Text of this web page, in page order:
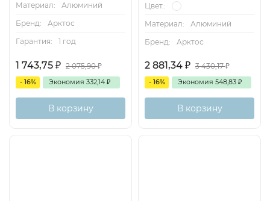
Материал:
Алюминий
Бренд:
Арктос
Гарантия:
1 год
1 743,75 ₽ 2 075,90₽
- 16% Экономия 332,14 ₽
В корзину
Цвет.:
Материал:
Алюминий
Бренд:
Арктос
2 881,34 ₽ 3 430,17₽
- 16% Экономия 548,83 ₽
В корзину